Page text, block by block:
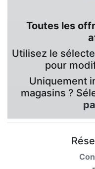
Toutes les
Utilisez le
pour
Uniquement
magasins ?